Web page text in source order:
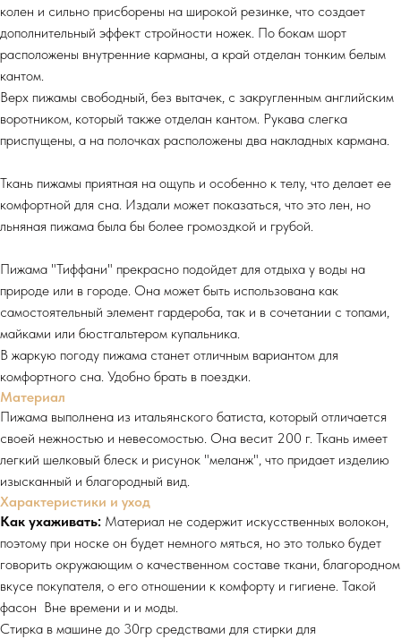
колен и сильно присборены на широкой резинке, что создает
дополнительный эффект стройности ножек. По бокам шорт
расположены внутренние карманы, а край отделан тонким белым
кантом.
Верх пижамы свободный, без вытачек, с закругленным английским
воротником, который также отделан кантом. Рукава слегка
приспущены, а на полочках расположены два накладных кармана.
Ткань пижамы приятная на ощупь и особенно к телу, что делает ее
комфортной для сна. Издали может показаться, что это лен, но
льняная пижама была бы более громоздкой и грубой.
Пижама "Тиффани" прекрасно подойдет для отдыха у воды на
природе или в городе. Она может быть использована как
самостоятельный элемент гардероба, так и в сочетании с топами,
майками или бюстгальтером купальника.
В жаркую погоду пижама станет отличным вариантом для
комфортного сна. Удобно брать в поездки.
Материал
Пижама выполнена из итальянского батиста, который отличается
своей нежностью и невесомостью. Она весит 200 г. Ткань имеет
легкий шелковый блеск и рисунок "меланж", что придает изделию
изысканный и благородный вид.
Характеристики и уход
Как ухаживать: Материал не содержит искусственных волокон,
поэтому при носке он будет немного мяться, но это только будет
говорить окружающим о качественном составе ткани, благородном
вкусе покупателя, о его отношении к комфорту и гигиене. Такой
фасон Вне времени и и моды.
Стирка в машине до 30гр средствами для стирки для